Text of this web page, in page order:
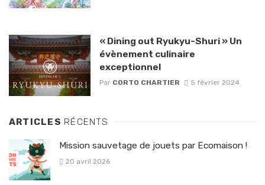
« Dining out Ryukyu-Shuri » Un
évènement culinaire
exceptionnel
Par CORTO CHARTIER 5 février 2024
ARTICLES RÉCENTS
Mission sauvetage de jouets par Ecomaison !
20 avril 2026